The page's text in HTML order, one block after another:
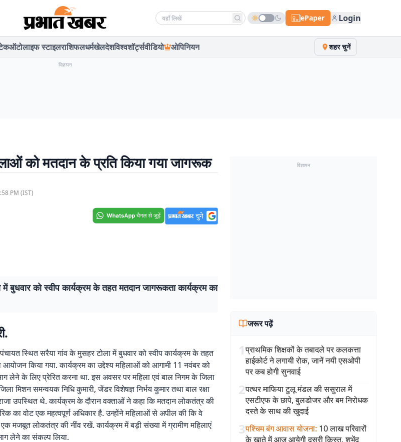
Search news ePaper Login
ऑटोलाइफ स्टाइलराशिफलधर्मखेलदेशविश्वशॉर्ट्सवीडियो ओपिनियन शहर चुनें
विज्ञापन
को मतदान के प्रति किया गया जागरूक
PM (IST)
बुधवार को स्वीप कार्यक्रम के तहत मतदान जागरूकता कार्यक्रम का
स्थित सरैया गांव के मुसहर टोला में बुधवार को स्वीप कार्यक्रम के तहत
किया गया. कार्यक्रम का उद्देश्य महिलाओं को आगामी 11 नवंबर को
लेने के लिए प्रेरित करना था. इस अवसर पर महिला एवं बाल निगम के जिला
मिशन समन्वयक निधि कुमारी, जेंडर विशेषज्ञ निर्भय कुमार तथा बाल रक्षा
उपस्थित थे. कार्यक्रम के दौरान वक्ताओं ने कहा कि मतदान लोकतंत्र की
का वोट एक महत्वपूर्ण अधिकार है. उन्होंने महिलाओं से अपील की कि वे
मजबूत लोकतंत्र की नींव रखें. कार्यक्रम में बड़ी संख्या में ग्रामीण महिलाएं
लेने का संकल्प लिया.
विज्ञापन
जरूर पढ़ें
1प्राथमिक शिक्षकों के तबादले पर कलकत्ता
हाईकोर्ट ने लगायी रोक, जानें नयी एसओपी
पर कब होगी सुनवाई
2पत्थर माफिया टुलू मंडल की ससुराल में
एसटीएफ के छापे, बुलडोजर और बम निरोधक
दस्ते के साथ की खुदाई
3पश्चिम बंग आवास योजना: 10 लाख परिवारों
के खाते में आज आयेगी दूसरी किस्त, शुभेंदु